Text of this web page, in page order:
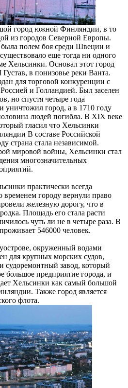
город южной Финляндии, в то
из городов Северной Европы.
полем боя среди Швеции и
еще тогда ни одного
Хельсинки. Основал этот город
в понизовье реки Ванта.
для торговой конкуренции с
и Голландией. Был заселен
но спустя четыре года
уничтожил город, а в 1710 году
людей погибла. В XIX веке
гласил что Хельсинки
В составе Российской
страна стала независимой.
мировой войны, Хельсинки стал
многозначительных
практически всегда
временем городу вернули право
железную дорогу, что в
Площадь его стала расти
чуть ли не в четыре раза. В
546000 человек.
окруженный водами
для крупных морских судов,
судоремонтный завод, который
большое предприятие города, и
Хельсинки как самый большой
Также город является
флота.